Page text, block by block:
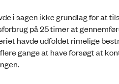
i sagen ikke grundlag for at
på 25 timer at
havde udfoldet rimelige
gange at have forsøgt at